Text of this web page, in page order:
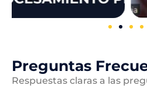
Preguntas
Respuestas claras a las